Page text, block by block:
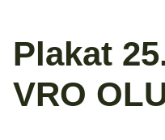
Plakat
VRO